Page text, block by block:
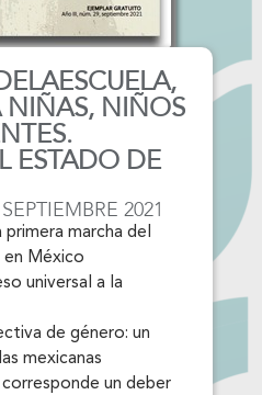
NIÑAS, NIÑOS
ESTADO DE
2021
marcha del
México
universal a la
de género: un
mexicanas
un deber